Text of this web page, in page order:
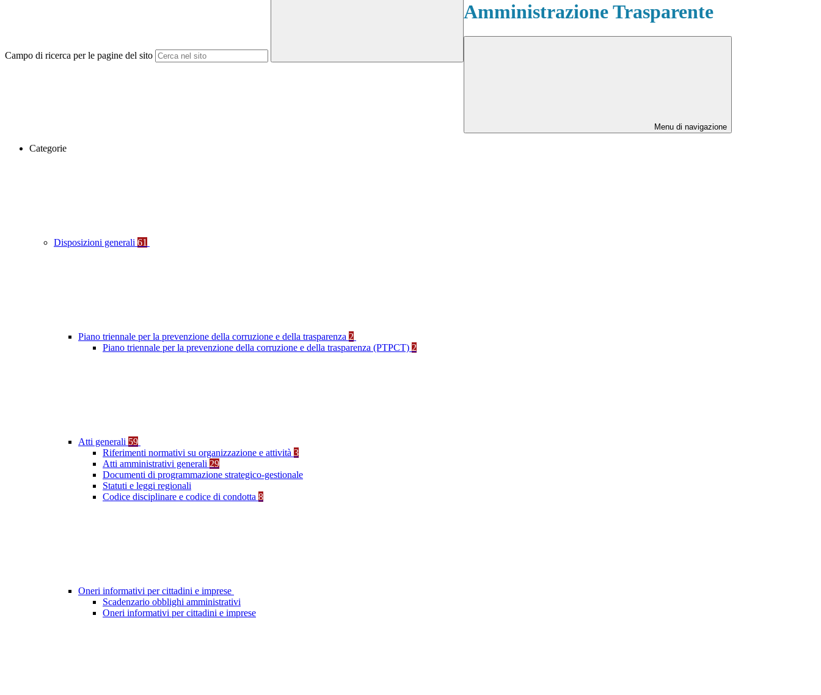
Campo di ricerca per le pagine del sito
Amministrazione Trasparente
Menu di navigazione
Categorie
Disposizioni generali 61
Piano triennale per la prevenzione della corruzione e della trasparenza 2
Piano triennale per la prevenzione della corruzione e della trasparenza (PTPCT) 2
Atti generali 59
Riferimenti normativi su organizzazione e attività 3
Atti amministrativi generali 29
Documenti di programmazione strategico-gestionale
Statuti e leggi regionali
Codice disciplinare e codice di condotta 8
Oneri informativi per cittadini e imprese
Scadenzario obblighi amministrativi
Oneri informativi per cittadini e imprese